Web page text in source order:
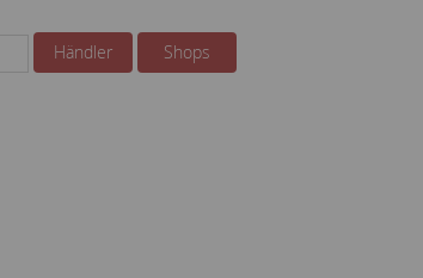
Händler Shops